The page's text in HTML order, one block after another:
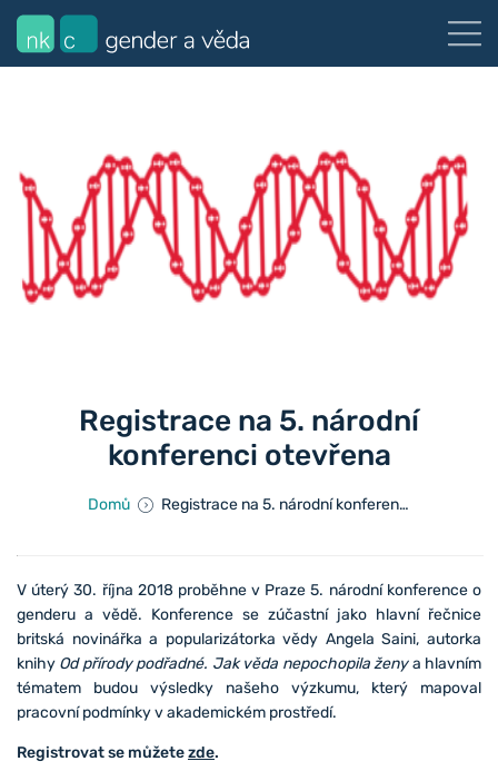
Registrace na 5. národní
konferenci otevřena
Domů Registrace na 5. národní konferenci otevřena
V úterý 30. října 2018 proběhne v Praze 5. národní konference o
genderu a vědě. Konference se zúčastní jako hlavní řečnice
britská novinářka a popularizátorka vědy Angela Saini, autorka
knihy Od přírody podřadné. Jak věda nepochopila ženya hlavním
tématem budou výsledky našeho výzkumu, který mapoval
pracovní podmínky v akademickém prostředí.
Registrovat se můžetezde.